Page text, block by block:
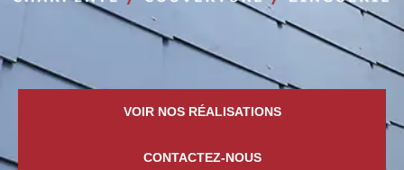
VOIR NOS RÉALISATIONS
CONTACTEZ-NOUS